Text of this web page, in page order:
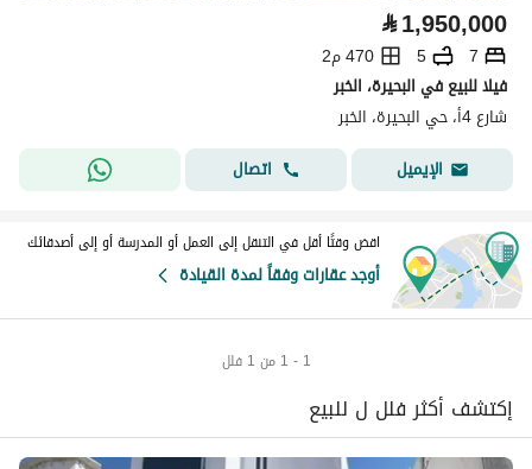
⃁1,950,000
7
5
470 م2
فيلا للبيع في البحيرة، الخبر
شارع 4أ، حي البحيرة، الخبر
الإيميل
اتصال
اقض وقتًا أقل في التنقل إلى العمل أو المدرسة أو إلى أصدقائك
أوجد عقارات وفقاً لمدة القيادة
1 - 1 من 1 فلل
إكتشف أكثر فلل ل للبيع